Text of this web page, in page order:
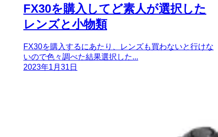
FX30を購入してど素人が選択した
レンズと小物類
FX30を購入するにあたり、レンズも買わないと行けな
いので色々調べた結果選択した...
2023年1月31日